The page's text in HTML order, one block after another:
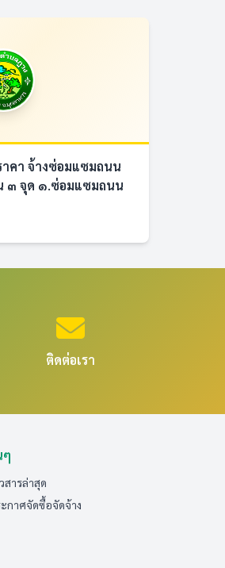
คา จ้างซ่อมแซมถนน
๓ จุด ๑.ซ่อมแซมถนน
ติดต่อเรา
สารล่าสุด
กาศจัดซื้อจัดจ้าง